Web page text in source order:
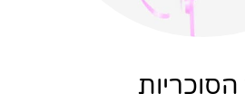
הסוכריות